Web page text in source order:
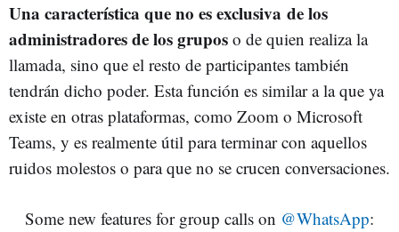
Una característica que no es exclusiva de los
administradores de los grupos o de quien realiza la
llamada, sino que el resto de participantes también
tendrán dicho poder. Esta función es similar a la que ya
existe en otras plataformas, como Zoom o Microsoft
Teams, y es realmente útil para terminar con aquellos
ruidos molestos o para que no se crucen conversaciones.
Some new features for group calls on @WhatsApp: